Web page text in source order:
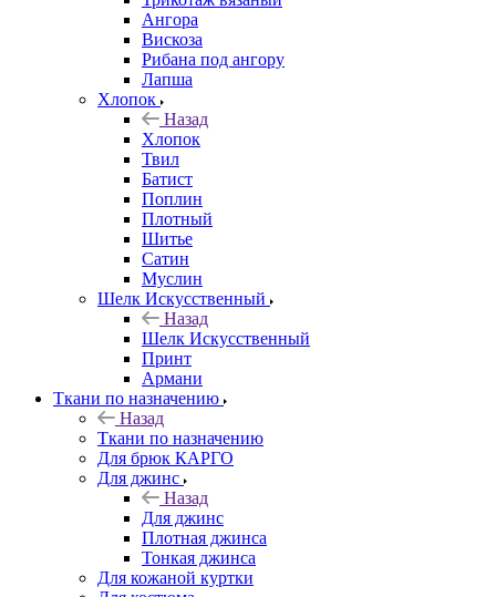
Ангора
Вискоза
Рибана под ангору
Лапша
Хлопок
Назад
Хлопок
Твил
Батист
Поплин
Плотный
Шитье
Сатин
Муслин
Шелк Искусственный
Назад
Шелк Искусственный
Принт
Армани
Ткани по назначению
Назад
Ткани по назначению
Для брюк КАРГО
Для джинс
Назад
Для джинс
Плотная джинса
Тонкая джинса
Для кожаной куртки